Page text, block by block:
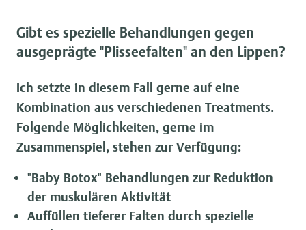
Gibt es spezielle Behandlungen gegen
ausgeprägte "Plisseefalten" an den Lippen?
Ich setzte in diesem Fall gerne auf eine
Kombination aus verschiedenen Treatments.
Folgende Möglichkeiten, gerne im
Zusammenspiel, stehen zur Verfügung:
"Baby Botox" Behandlungen zur Reduktion
der muskulären Aktivität
Auffüllen tieferer Falten durch spezielle